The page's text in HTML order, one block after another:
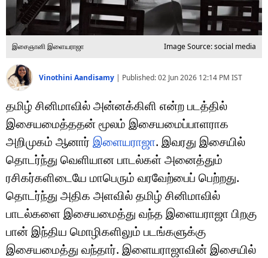
இசைஞானி இளையராஜா Image Source: social media
Vinothini Aandisamy | Published:02 Jun 2026 12:14 PM IST
தமிழ் சினிமாவில் அன்னக்கிளி என்ற படத்தில்
இசையமைத்ததன் மூலம் இசையமைப்பாளராக
அறிமுகம் ஆனார் இளையராஜா. இவரது இசையில்
தொடர்ந்து வெளியான பாடல்கள் அனைத்தும்
ரசிகர்களிடையே மாபெரும் வரவேற்பைப் பெற்றது.
தொடர்ந்து அதிக அளவில் தமிழ் சினிமாவில்
பாடல்களை இசையமைத்து வந்த இளையராஜா பிறகு
பான் இந்திய மொழிகளிலும் படங்களுக்கு
இசையமைத்து வந்தார். இளையராஜாவின் இசையில்